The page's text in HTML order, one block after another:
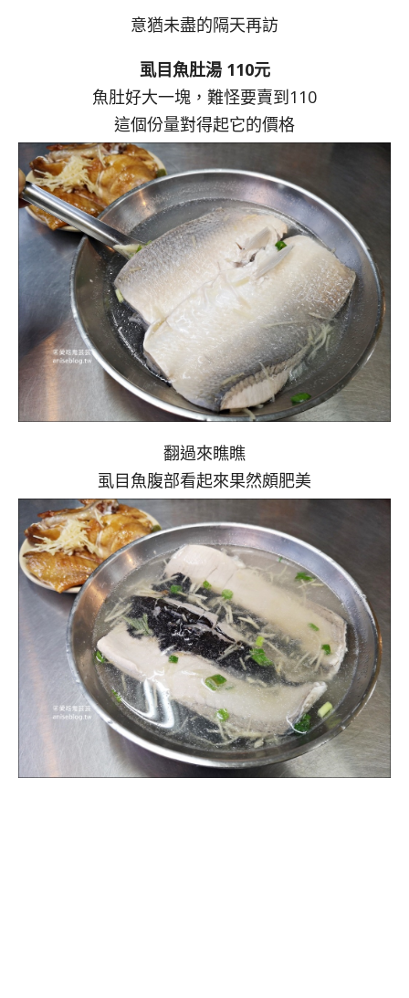
意猶未盡的隔天再訪
虱目魚肚湯 110元
魚肚好大一塊，難怪要賣到110
這個份量對得起它的價格
翻過來瞧瞧
虱目魚腹部看起來果然頗肥美